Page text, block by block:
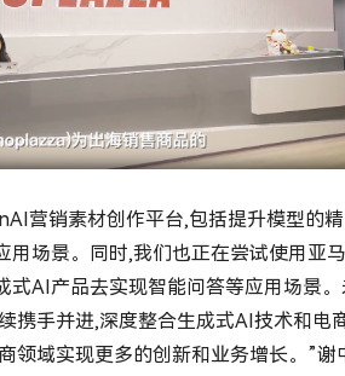
营销素材创作平台,包括提升模型的精
用场景。同时,我们也正在尝试使用亚马
式AI产品去实现智能问答等应用场景。
携手并进,深度整合生成式AI技术和电
领域实现更多的创新和业务增长。”谢